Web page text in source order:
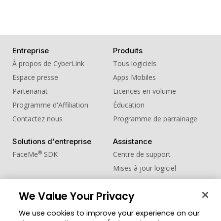
Entreprise
À propos de CyberLink
Espace presse
Partenariat
Programme d'Affiliation
Contactez nous
Produits
Tous logiciels
Apps Mobiles
Licences en volume
Éducation
Programme de parrainage
Solutions d'entreprise
FaceMe® SDK
Assistance
Centre de support
Mises à jour logiciel
Centre d'apprentissage
Zone des Membres
Changer de région
We Value Your Privacy
We use cookies to improve your experience on our